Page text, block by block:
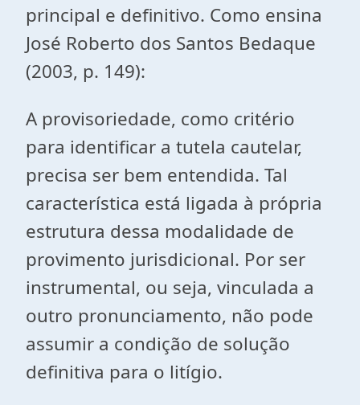
principal e definitivo. Como ensina
José Roberto dos Santos Bedaque
(2003, p. 149):
A provisoriedade, como critério
para identificar a tutela cautelar,
precisa ser bem entendida. Tal
característica está ligada à própria
estrutura dessa modalidade de
provimento jurisdicional. Por ser
instrumental, ou seja, vinculada a
outro pronunciamento, não pode
assumir a condição de solução
definitiva para o litígio.